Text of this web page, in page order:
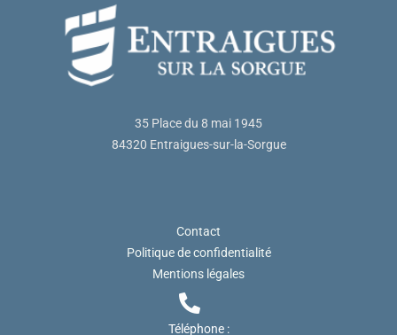
35 Place du 8 mai 1945
84320 Entraigues-sur-la-Sorgue
Contact
Politique de confidentialité
Mentions légales
Téléphone :